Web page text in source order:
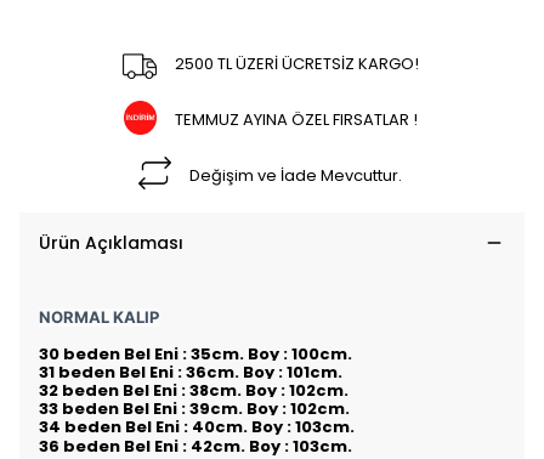
2500 TL ÜZERİ ÜCRETSİZ KARGO!
TEMMUZ AYINA ÖZEL FIRSATLAR !
Değişim ve İade Mevcuttur.
Ürün Açıklaması
NORMAL KALIP
30 beden Bel Eni : 35cm. Boy : 100cm.
31 beden Bel Eni : 36cm. Boy : 101cm.
32 beden Bel Eni : 38cm. Boy : 102cm.
33 beden Bel Eni : 39cm. Boy : 102cm.
34 beden Bel Eni : 40cm. Boy : 103cm.
36 beden Bel Eni : 42cm. Boy : 103cm.